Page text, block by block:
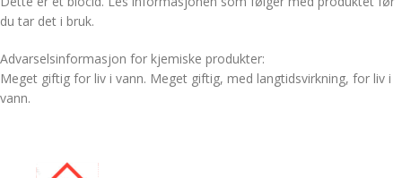
du tar det i bruk.
Advarselsinformasjon for kjemiske produkter:
Meget giftig for liv i vann. Meget giftig, med langtidsvirkning, for liv i
vann.